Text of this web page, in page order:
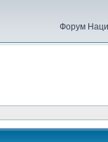
Форум